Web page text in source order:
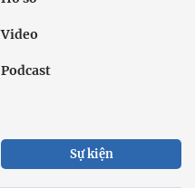
Video
Podcast
Sự kiện